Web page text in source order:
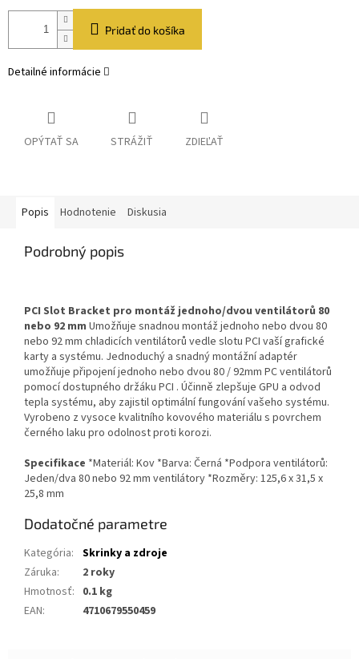
Pridať do košíka
Detailné informácie
OPÝTAŤ SA STRÁŽIŤ ZDIEĽAŤ
Popis Hodnotenie Diskusia
Podrobný popis
PCI Slot Bracket pro montáž jednoho/dvou ventilátorů 80
nebo 92 mm Umožňuje snadnou montáž jednoho nebo dvou 80
nebo 92 mm chladicích ventilátorů vedle slotu PCI vaší grafické
karty a systému. Jednoduchý a snadný montážní adaptér
umožňuje připojení jednoho nebo dvou 80 / 92mm PC ventilátorů
pomocí dostupného držáku PCI . Účinně zlepšuje GPU a odvod
tepla systému, aby zajistil optimální fungování vašeho systému.
Vyrobeno z vysoce kvalitního kovového materiálu s povrchem
černého laku pro odolnost proti korozi.
Specifikace *Materiál: Kov *Barva: Černá *Podpora ventilátorů:
Jeden/dva 80 nebo 92 mm ventilátory *Rozměry: 125,6 x 31,5 x
25,8 mm
Dodatočné parametre
Kategória: Skrinky a zdroje
Záruka:
2 roky
Hmotnosť: 0.1 kg
EAN: 4710679550459